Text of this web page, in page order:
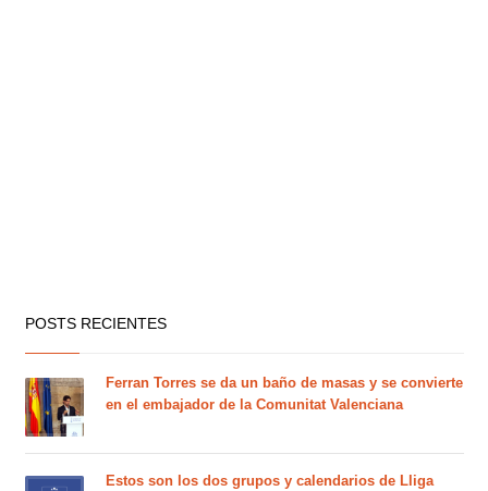
POSTS RECIENTES
Ferran Torres se da un baño de masas y se convierte
en el embajador de la Comunitat Valenciana
Estos son los dos grupos y calendarios de Lliga